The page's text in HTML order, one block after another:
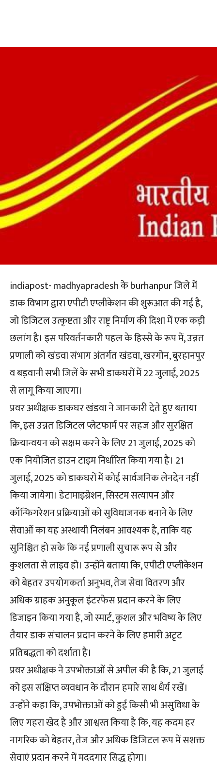
indiapost- madhyapradesh के burhanpur जिले में
डाक विभाग द्वारा एपीटी एप्लीकेशन की शुरूआत की गई है,
जो डिजिटल उत्कृष्टता और राष्ट्र निर्माण की दिशा में एक कड़ी
छलांग है। इस परिवर्तनकारी पहल के हिस्से के रूप में, उन्नत
प्रणाली को खंडवा संभाग अंतर्गत खंडवा, खरगोन, बुरहानपुर
व बड़वानी सभी जिलें के सभी डाकघरों में 22 जुलाई, 2025
से लागू किया जाएगा।
प्रवर अधीक्षक डाकघर खंडवा ने जानकारी देते हुए बताया
कि, इस उन्नत डिजिटल प्लेटफार्म पर सहज और सुरक्षित
क्रियान्वयन को सक्षम करने के लिए 21 जुलाई, 2025 को
एक नियोजित डाउन टाइम निर्धारित किया गया है। 21
जुलाई, 2025 को डाकघरों में कोई सार्वजनिक लेनदेन नहीं
किया जायेगा। डेटामाइग्रेशन, सिस्टम सत्यापन और
कॉन्फिगरेशन प्रक्रियाओं को सुविधाजनक बनाने के लिए
सेवाओं का यह अस्थायी निलंबन आवश्यक है, ताकि यह
सुनिश्चित हो सके कि नई प्रणाली सुचारू रूप से और
कुशलता से लाइव हो। उन्होंने बताया कि, एपीटी एप्लीकेशन
को बेहतर उपयोगकर्ता अनुभव, तेज सेवा वितरण और
अधिक ग्राहक अनुकूल इंटरफेस प्रदान करने के लिए
डिजाइन किया गया है, जो स्मार्ट, कुशल और भविष्य के लिए
तैयार डाक संचालन प्रदान करने के लिए हमारी अटृट
प्रतिबद्धता को दर्शाता है।
प्रवर अधीक्षक ने उपभोक्ताओं से अपील की है कि, 21 जुलाई
को इस संक्षिप्त व्यवधान के दौरान हमारे साथ धैर्य रखें।
उन्होंने कहा कि, उपभोक्ताओं को हुई किसी भी असुविधा के
लिए गहरा खेद है और आश्वस्त किया है कि, यह कदम हर
नागरिक को बेहतर, तेज और अधिक डिजिटल रूप में सशक्त
सेवाएं प्रदान करने में मददगार सिद्ध होगा।